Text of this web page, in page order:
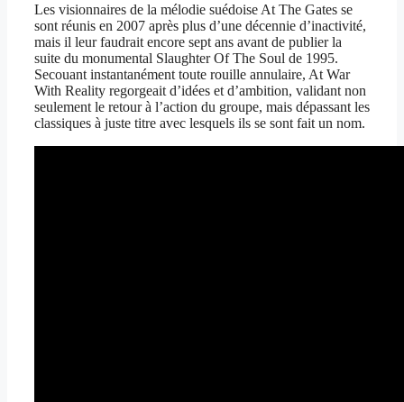
Les visionnaires de la mélodie suédoise At The Gates se
sont réunis en 2007 après plus d’une décennie d’inactivité,
mais il leur faudrait encore sept ans avant de publier la
suite du monumental Slaughter Of The Soul de 1995.
Secouant instantanément toute rouille annulaire, At War
With Reality regorgeait d’idées et d’ambition, validant non
seulement le retour à l’action du groupe, mais dépassant les
classiques à juste titre avec lesquels ils se sont fait un nom.